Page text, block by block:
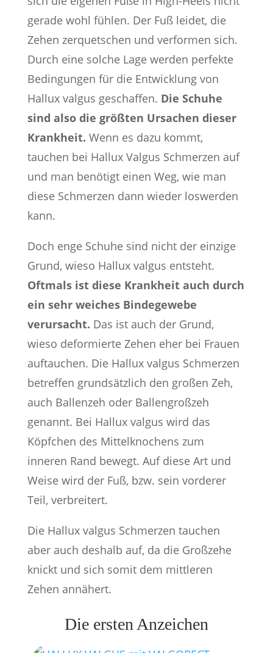
gerade wohl fühlen. Der Fuß leidet, die
Zehen zerquetschen und verformen sich.
Durch eine solche Lage werden perfekte
Bedingungen für die Entwicklung von
Hallux valgus geschaffen. Die Schuhe
sind also die größten Ursachen dieser
Krankheit. Wenn es dazu kommt,
tauchen bei Hallux Valgus Schmerzen auf
und man benötigt einen Weg, wie man
diese Schmerzen dann wieder loswerden
kann.
Doch enge Schuhe sind nicht der einzige
Grund, wieso Hallux valgus entsteht.
Oftmals ist diese Krankheit auch durch
ein sehr weiches Bindegewebe
verursacht. Das ist auch der Grund,
wieso deformierte Zehen eher bei Frauen
auftauchen. Die Hallux valgus Schmerzen
betreffen grundsätzlich den großen Zeh,
auch Ballenzeh oder Ballengroßzeh
genannt. Bei Hallux valgus wird das
Köpfchen des Mittelknochens zum
inneren Rand bewegt. Auf diese Art und
Weise wird der Fuß, bzw. sein vorderer
Teil, verbreitert.
Die Hallux valgus Schmerzen tauchen
aber auch deshalb auf, da die Großzehe
knickt und sich somit dem mittleren
Zehen annähert.
Die ersten Anzeichen